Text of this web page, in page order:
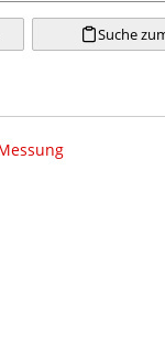
Suche